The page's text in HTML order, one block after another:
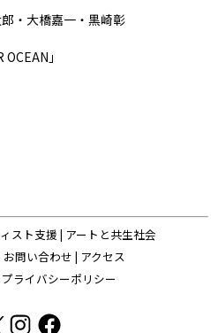
・大橋嘉一・黒崎彰
」
スト支援 | アートと共生社会
問い合わせ | アクセス
プライバシーポリシー